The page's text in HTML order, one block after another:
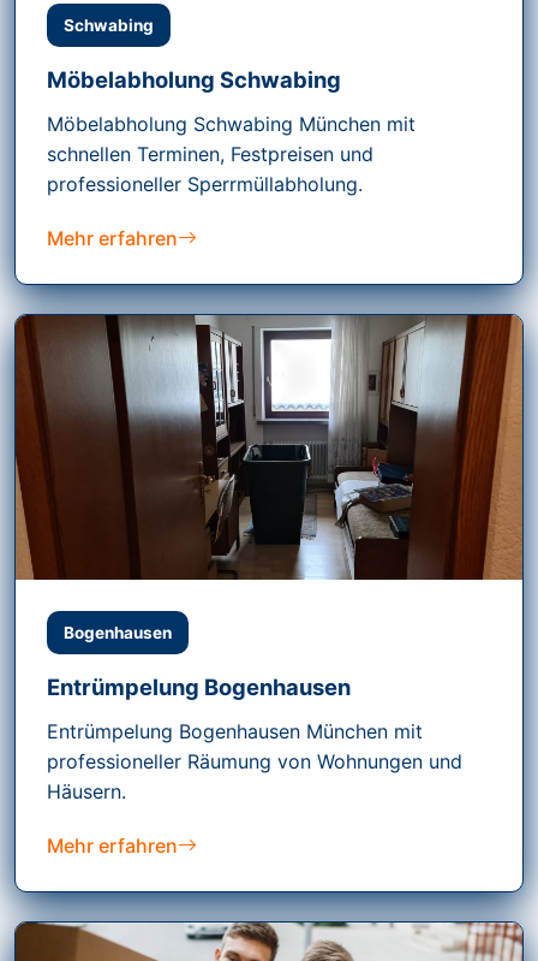
Schwabing
Möbelabholung Schwabing
Möbelabholung Schwabing München mit
schnellen Terminen, Festpreisen und
professioneller Sperrmüllabholung.
Mehr erfahren
Bogenhausen
Entrümpelung Bogenhausen
Entrümpelung Bogenhausen München mit
professioneller Räumung von Wohnungen und
Häusern.
Mehr erfahren